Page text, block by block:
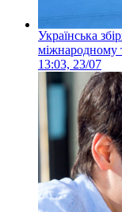
Українська
міжнародному
13:03, 23/07